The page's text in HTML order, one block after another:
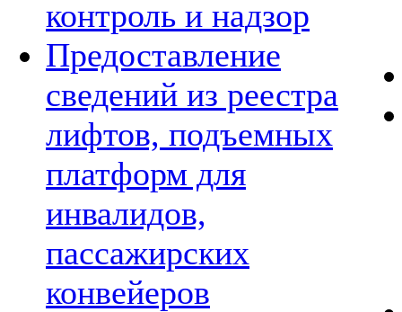
контроль и надзор
Предоставление
сведений из реестра
лифтов, подъемных
платформ для
инвалидов,
пассажирских
конвейеров